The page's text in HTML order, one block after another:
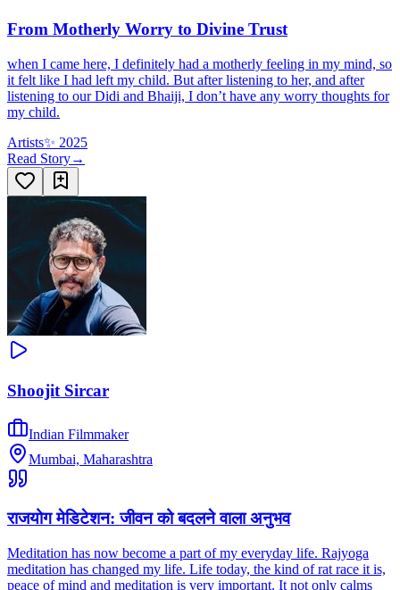
From Motherly Worry to Divine Trust
when I came here, I definitely had a motherly feeling in my mind, so
it felt like I had left my child. But after listening to her, and after
listening to our Didi and Bhaiji, I don’t have any worry thoughts for
my child.
Artists✨ 2025
Read Story→
Shoojit Sircar
Indian Filmmaker
Mumbai, Maharashtra
राजयोग मेडिटेशन: जीवन को बदलने वाला अनुभव
Meditation has now become a part of my everyday life. Rajyoga
meditation has changed my life. Life today, the kind of rat race it is,
peace of mind and meditation is very important. It not only calms